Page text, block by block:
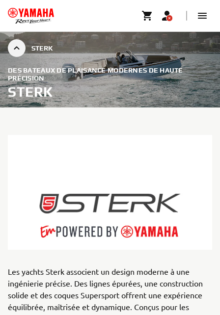
STERK
DES BATEAUX DE PLAISANCE MODERNES DE HAUTE
PRÉCISION
STERK
Les yachts Sterk associent un design moderne à une
ingénierie précise. Des lignes épurées, une construction
solide et des coques Supersport offrent une expérience
équilibrée, maîtrisée et dynamique. Conçus pour les